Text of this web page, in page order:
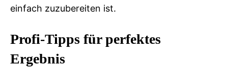
einfach zuzubereiten ist.
Profi-Tipps für perfektes
Ergebnis